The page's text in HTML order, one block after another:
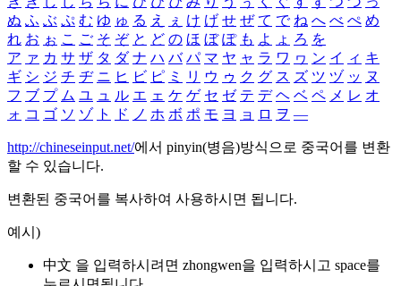
ぬ ふ ぶ ぷ む ゆ ゅ る え ぇ け げ せ ぜ て で ね へ べ ぺ め
れ お ぉ こ ご そ ぞ と ど の ほ ぼ ぽ も よ ょ ろ を
ア ァ カ サ ザ タ ダ ナ ハ バ パ マ ヤ ャ ラ ワ ヮ ン イ ィ キ
ギ シ ジ チ ヂ ニ ヒ ビ ピ ミ リ ウ ゥ ク グ ス ズ ツ ヅ ッ ヌ
フ ブ プ ム ユ ュ ル エ ェ ケ ゲ セ ゼ テ デ ヘ ベ ペ メ レ オ
ォ コ ゴ ソ ゾ ト ド ノ ホ ボ ポ モ ヨ ョ ロ ヲ ―
http://chineseinput.net/에서 pinyin(병음)방식으로 중국어를 변환
할 수 있습니다.
변환된 중국어를 복사하여 사용하시면 됩니다.
예시)
中文 을 입력하시려면 zhongwen을 입력하시고 space를